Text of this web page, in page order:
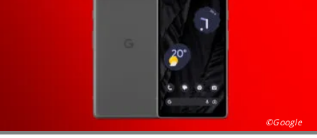
©Google